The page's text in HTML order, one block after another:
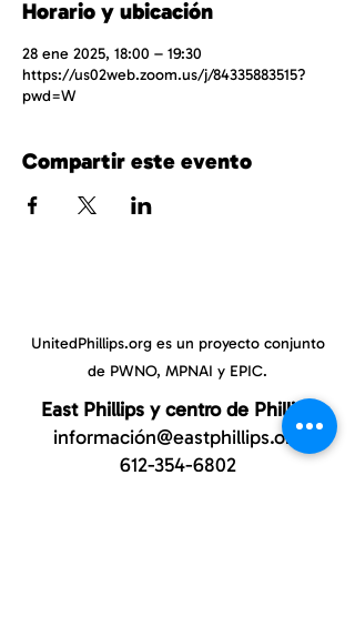
Horario y ubicación
28 ene 2025, 18:00 – 19:30
https://us02web.zoom.us/j/84335883515?
pwd=W
Compartir este evento
UnitedPhillips.org es un proyecto conjunto
de PWNO, MPNAI y EPIC.
East Phillips y centro de Phillips
información@eastphillips.org
612-354-6802